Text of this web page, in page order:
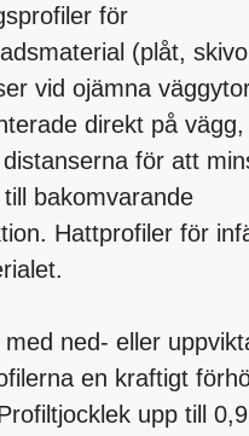
för
(plåt,
vid ojämna
direkt på vägg,
för att
bakomvarande
Hattprofiler för
ned- eller
en kraftigt
upp till